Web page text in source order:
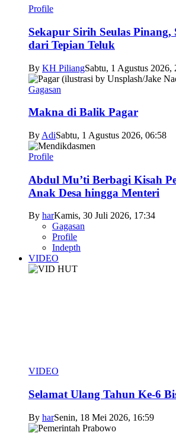
Profile
Sekapur Sirih Seulas Pinang,
dari Tepian Teluk
By KH PiliangSabtu, 1 Agustus 2026,
Gagasan
Makna di Balik Pagar
By AdiSabtu, 1 Agustus 2026, 06:58
Profile
Abdul Mu’ti Berbagi Kisah
Anak Desa hingga Menteri
By harKamis, 30 Juli 2026, 17:34
Gagasan
Profile
Indepth
VIDEO
VIDEO
Selamat Ulang Tahun Ke-6
By harSenin, 18 Mei 2026, 16:59